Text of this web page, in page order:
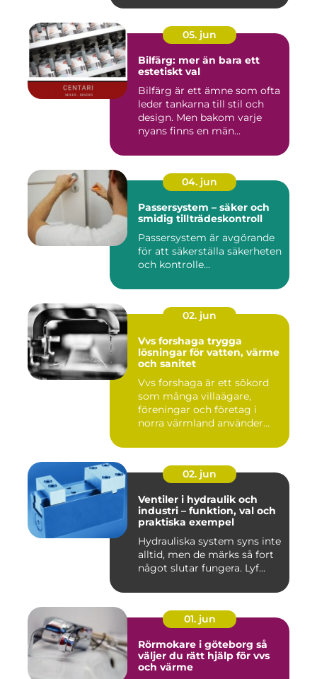
05. jun
Bilfärg: mer än bara ett
estetiskt val
Bilfärg är ett ämne som ofta
leder tankarna till stil och
design. Men bakom varje
nyans finns en män...
04. jun
Passersystem – säker och
smidig tillträdeskontroll
Passersystem är avgörande
för att säkerställa säkerheten
och kontrolle...
02. jun
Vvs forshaga trygga
lösningar för vatten, värme
och sanitet
Vvs forshaga är ett sökord
som många villaägare,
föreningar och företag i
norra värmland använder
02. jun
Ventiler i hydraulik och
industri – funktion, val och
praktiska exempel
Hydrauliska system syns inte
alltid, men de märks så fort
något slutar fungera. Lyf...
01. jun
Rörmokare i göteborg så
väljer du rätt hjälp för vvs
och värme